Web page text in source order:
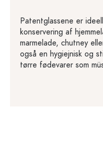
Patentglassene er
konservering af
marmelade, chutney
også en hygiejnisk og
tørre fødevarer som